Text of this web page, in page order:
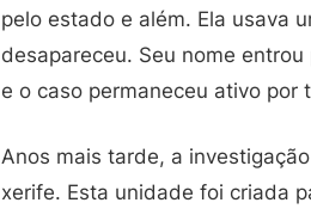
pelo estado e além. Ela usava
desapareceu. Seu nome
e o caso permaneceu ativo por
Anos mais tarde, a
xerife. Esta unidade foi criada